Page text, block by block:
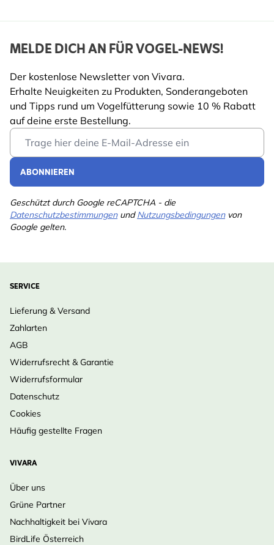
MELDE DICH AN FÜR VOGEL-NEWS!
Der kostenlose Newsletter von Vivara.
Erhalte Neuigkeiten zu Produkten, Sonderangeboten
und Tipps rund um Vogelfütterung sowie 10 % Rabatt
auf deine erste Bestellung.
Email Address
ABONNIEREN
Geschützt durch Google reCAPTCHA - die
DatenschutzbestimmungenundNutzungsbedingungenvon
Google gelten.
SERVICE
Lieferung & Versand
Zahlarten
AGB
Widerrufsrecht & Garantie
Widerrufsformular
Datenschutz
Cookies
Häufig gestellte Fragen
VIVARA
Über uns
Grüne Partner
Nachhaltigkeit bei Vivara
BirdLife Österreich